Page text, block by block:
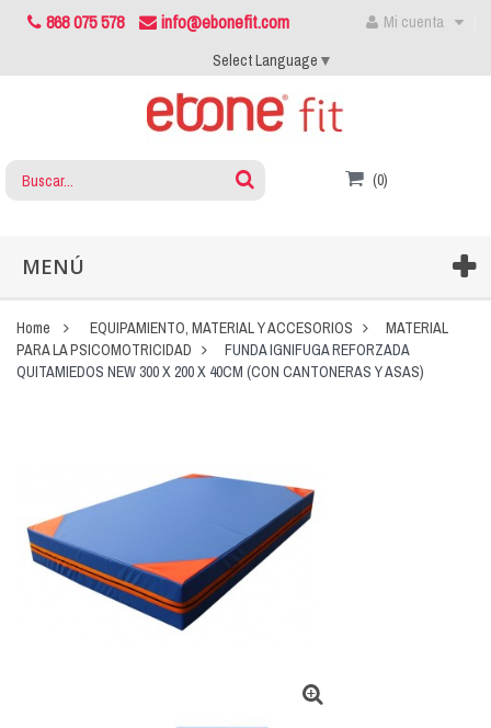
868 075 578 info@ebonefit.com
Mi cuenta
Select Language ▼
(0)
MENÚ
Home EQUIPAMIENTO, MATERIAL Y ACCESORIOS
MATERIAL
PARA LA PSICOMOTRICIDAD
FUNDA IGNIFUGA REFORZADA
QUITAMIEDOS NEW 300 X 200 X 40CM (CON CANTONERAS Y ASAS)